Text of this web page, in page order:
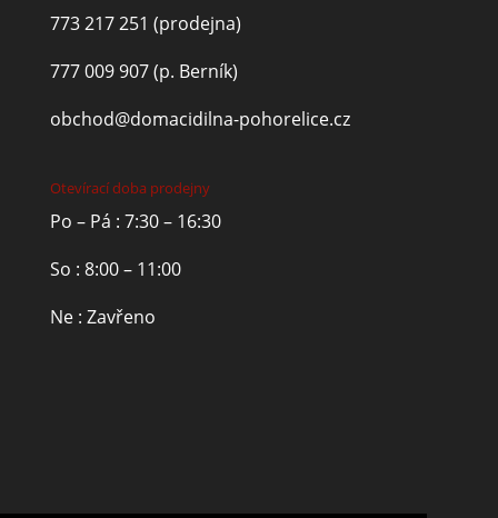
773 217 251 (prodejna)
777 009 907(p. Berník)
obchod@domacidilna-pohorelice.cz
Otevírací doba prodejny
Po – Pá : 7:30 – 16:30
So : 8:00 – 11:00
Ne : Zavřeno